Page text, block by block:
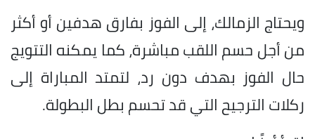
ويحتاج الزمالك، إلى الفوز بفارق هدفين أو أكثر
من أجل حسم اللقب مباشرة، كما يمكنه التتويج
حال الفوز بهدف دون رد، لتمتد المباراة إلى
ركلات الترجيح التي قد تحسم بطل البطولة.